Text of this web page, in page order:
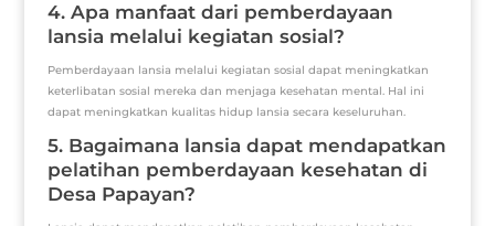
4. Apa manfaat dari pemberdayaan
lansia melalui kegiatan sosial?
Pemberdayaan lansia melalui kegiatan sosial dapat meningkatkan
keterlibatan sosial mereka dan menjaga kesehatan mental. Hal ini
dapat meningkatkan kualitas hidup lansia secara keseluruhan.
5. Bagaimana lansia dapat mendapatkan
pelatihan pemberdayaan kesehatan di
Desa Papayan?